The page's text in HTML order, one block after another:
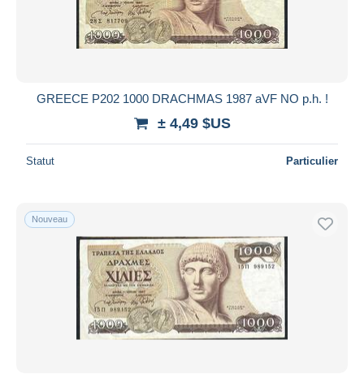
GREECE P202 1000 DRACHMAS 1987 aVF NO p.h. !
± 4,49 $US
Statut Particulier
Nouveau